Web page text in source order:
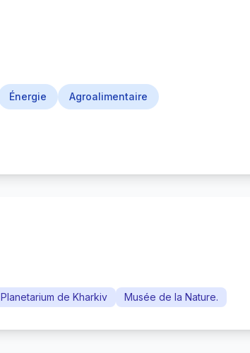
Énergie Agroalimentaire
Planetarium de Kharkiv Musée de la Nature.